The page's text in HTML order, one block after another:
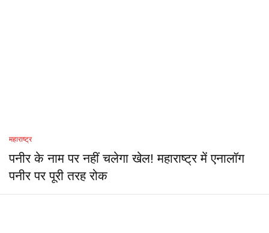
महाराष्ट्र
पनीर के नाम पर नहीं चलेगा खेल! महाराष्ट्र में एनालॉग
पनीर पर पूरी तरह रोक